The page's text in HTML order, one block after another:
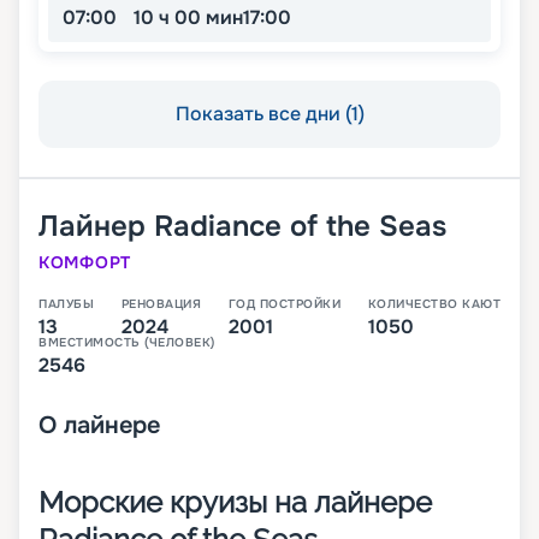
07:00 10 ч 00 мин17:00
Показать все дни (1)
Лайнер Radiance of the Seas
КОМФОРТ
ПАЛУБЫ
13
РЕНОВАЦИЯ
2024
ГОД ПОСТРОЙКИ
2001
КОЛИЧЕСТВО КАЮТ
1050
ВМЕСТИМОСТЬ (ЧЕЛОВЕК)
2546
О лайнере
Морские круизы на лайнере